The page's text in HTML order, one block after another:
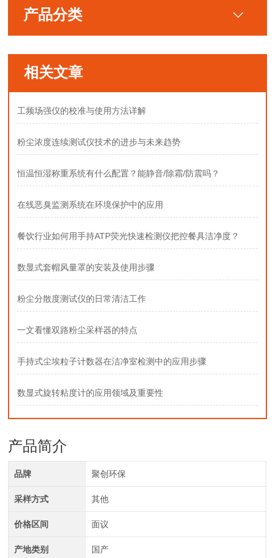
产品分类
相关文章
工频场强仪的校准与使用方法详解
粉尘浓度连续测试仪技术的进步与未来趋势
恒温恒湿称重系统有什么配置？能静音/除霜/防震吗？
在线恶臭监测系统在环境保护中的应用
餐饮行业如何用手持ATP荧光快速检测仪把控餐具洁净度？
数显式套帽风量罩的安装及使用步骤
粉尘分散度测试仪的日常清洁工作
一文看懂双路粉尘采样器的特点
手持式尘埃粒子计数器在洁净室检测中的应用步骤
数显式旋转粘度计的应用领域及重要性
产品简介
品牌 聚创环保
采样方式 其他
价格区间 面议
产地类别 国产